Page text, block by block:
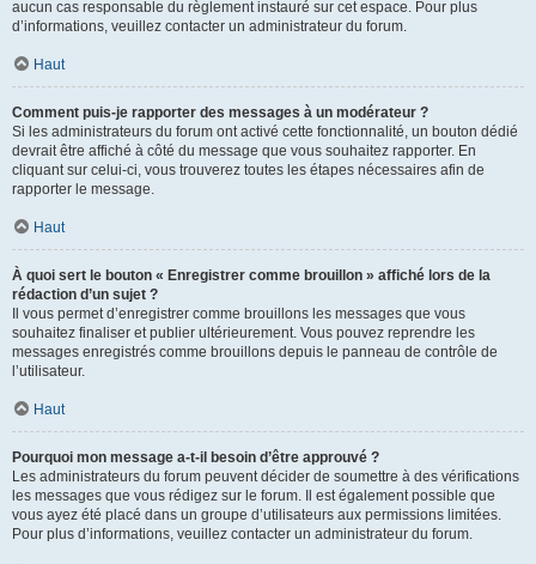
aucun cas responsable du règlement instauré sur cet espace. Pour plus
d’informations, veuillez contacter un administrateur du forum.
Haut
Comment puis-je rapporter des messages à un modérateur ?
Si les administrateurs du forum ont activé cette fonctionnalité, un bouton dédié
devrait être affiché à côté du message que vous souhaitez rapporter. En
cliquant sur celui-ci, vous trouverez toutes les étapes nécessaires afin de
rapporter le message.
Haut
À quoi sert le bouton « Enregistrer comme brouillon » affiché lors de la
rédaction d’un sujet ?
Il vous permet d’enregistrer comme brouillons les messages que vous
souhaitez finaliser et publier ultérieurement. Vous pouvez reprendre les
messages enregistrés comme brouillons depuis le panneau de contrôle de
l’utilisateur.
Haut
Pourquoi mon message a-t-il besoin d’être approuvé ?
Les administrateurs du forum peuvent décider de soumettre à des vérifications
les messages que vous rédigez sur le forum. Il est également possible que
vous ayez été placé dans un groupe d’utilisateurs aux permissions limitées.
Pour plus d’informations, veuillez contacter un administrateur du forum.